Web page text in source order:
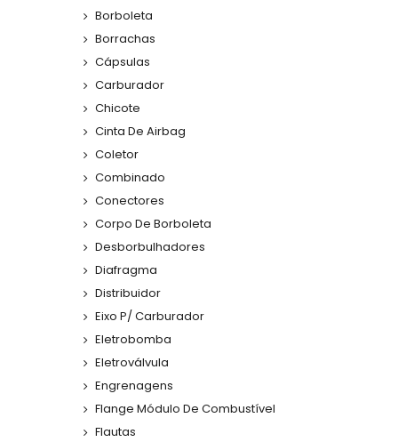
Borboleta
Borrachas
Cápsulas
Carburador
Chicote
Cinta De Airbag
Coletor
Combinado
Conectores
Corpo De Borboleta
Desborbulhadores
Diafragma
Distribuidor
Eixo P/ Carburador
Eletrobomba
Eletroválvula
Engrenagens
Flange Módulo De Combustível
Flautas